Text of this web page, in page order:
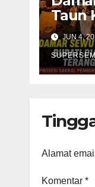
Taun
2026,
Hadir
JUN 4,
Alamat
Komentar *